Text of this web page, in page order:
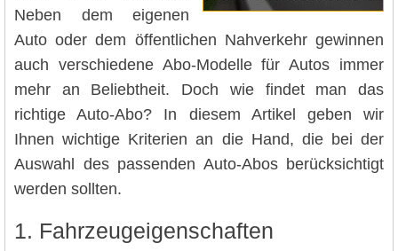
Neben dem eigenen
Auto oder dem öffentlichen Nahverkehr gewinnen
auch verschiedene Abo-Modelle für Autos immer
mehr an Beliebtheit. Doch wie findet man das
richtige Auto-Abo? In diesem Artikel geben wir
Ihnen wichtige Kriterien an die Hand, die bei der
Auswahl des passenden Auto-Abos berücksichtigt
werden sollten.
1. Fahrzeugeigenschaften